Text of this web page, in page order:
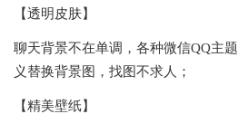
【透明皮肤】
聊天背景不在单调，各种微信QQ主
义替换背景图，找图不求人；
【精美壁纸】